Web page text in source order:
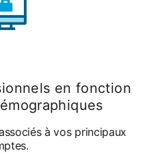
en fonction
à vos principaux